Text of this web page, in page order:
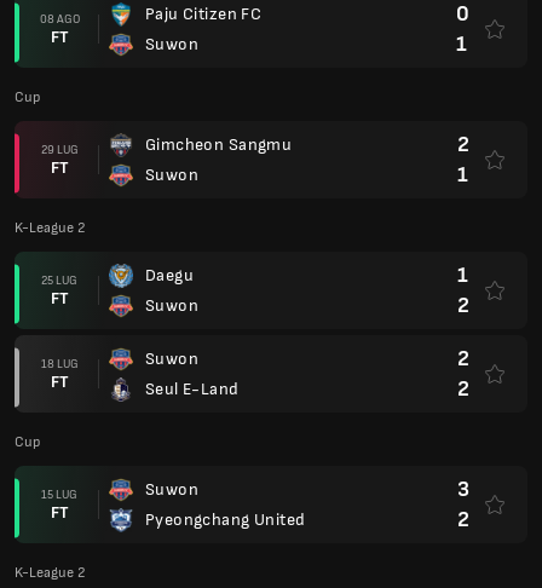
08 AGO
FT
Paju Citizen FC
Suwon
0
1
Cup
29 LUG
FT
Gimcheon Sangmu
Suwon
2
1
K-League 2
25 LUG
FT
Daegu
Suwon
1
2
18 LUG
FT
Suwon
Seul E-Land
2
2
Cup
15 LUG
FT
Suwon
Pyeongchang United
3
2
K-League 2